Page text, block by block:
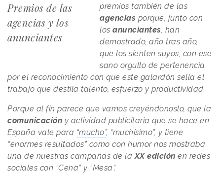
Premios de las
agencias y los
anunciantes
premios también de las
agencias porque, junto con
losanunciantes , han
demostrado, año tras año,
que los sienten suyos, con ese
sano orgullo de pertenencia
por el reconocimiento con que este galardón sella el
trabajo que destila talento, esfuerzo y productividad.
Porque al fin parece que vamos creyéndonoslo, que la
comunicación y actividad publicitaria que se hace en
España vale para “mucho”, “muchísimo”, y tiene
“enormes resultados” como con humor nos mostraba
una de nuestras campañas de la XX edición en redes
sociales con “Cena” y “Mesa”.